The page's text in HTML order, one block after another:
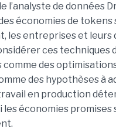
l’analyste de données
économies de tokens
les entreprises et
ces techniques
comme des
des hypothèses à
en production
les économies promises